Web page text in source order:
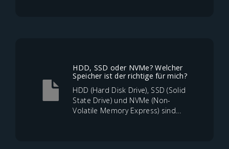
HDD, SSD oder NVMe? Welcher
Speicher ist der richtige für mich?
HDD (Hard Disk Drive), SSD (Solid
State Drive) und NVMe (Non-
Volatile Memory Express) sind...